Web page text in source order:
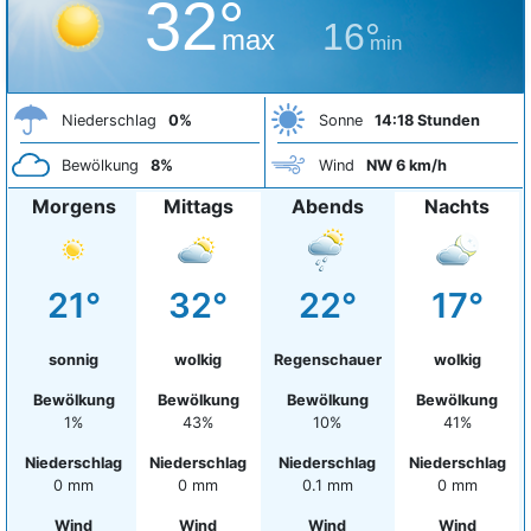
32°
max 16°
min
Niederschlag 0%
Bewölkung 8%
Sonne 14:18 Stunden
Wind NW 6 km/h
Morgens
21°
sonnig
Bewölkung
1%
Niederschlag
0 mm
Wind
Mittags
32°
wolkig
Bewölkung
43%
Niederschlag
0 mm
Wind
Abends
22°
Regenschauer
Bewölkung
10%
Niederschlag
0.1 mm
Wind
Nachts
17°
wolkig
Bewölkung
41%
Niederschlag
0 mm
Wind